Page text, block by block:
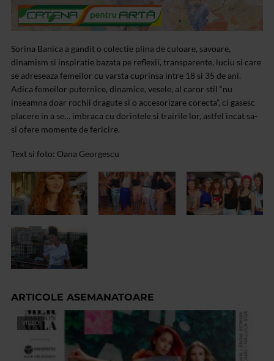
Sorina Banica a gandit o colectie plina de culoare, savoare,
dinamism si inspiratie bazata pe reflexii, transparente, luciu si care
se adreseaza femeilor cu varsta cuprinsa intre 18 si 35 de ani.
Adica femeilor puternice, dinamice, vesele, al caror stil “nu
inseamna doar rochii dragute si o accesorizare corecta”, ci gasesc
placere in a se… imbraca cu dorintele si trairile lor, astfel incat sa-
si ofere momente de fericire.
Text si foto: Oana Georgescu
ARTICOLE ASEMANATOARE
VIDEO